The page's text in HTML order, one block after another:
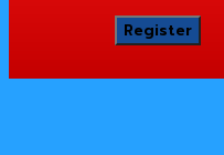
Register